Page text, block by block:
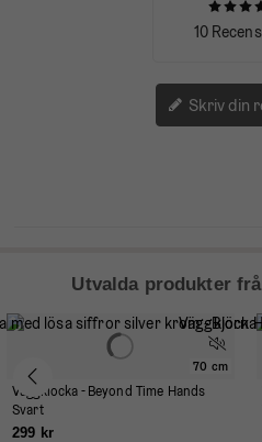
10
Skriv din
Utvalda produkter
70 cm
Väggklocka - Beyond Time Hands
Svart
299 kr